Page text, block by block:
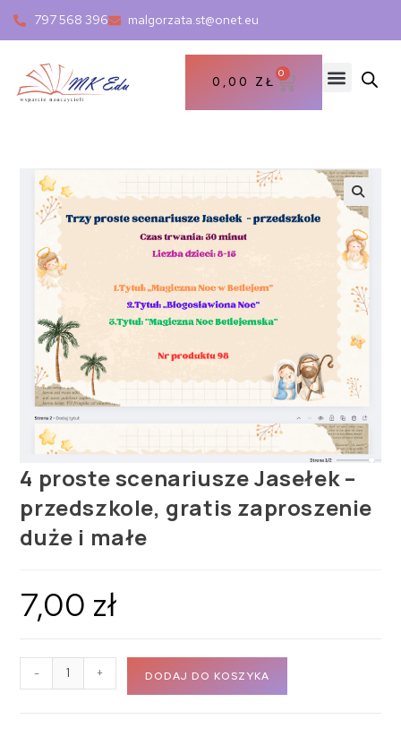
797 568 396 malgorzata.st@onet.eu
0,00 ZŁ
0
4 proste scenariusze Jasełek –
przedszkole, gratis zaproszenie
duże i małe
7,00 zł
- + DODAJ DO KOSZYKA